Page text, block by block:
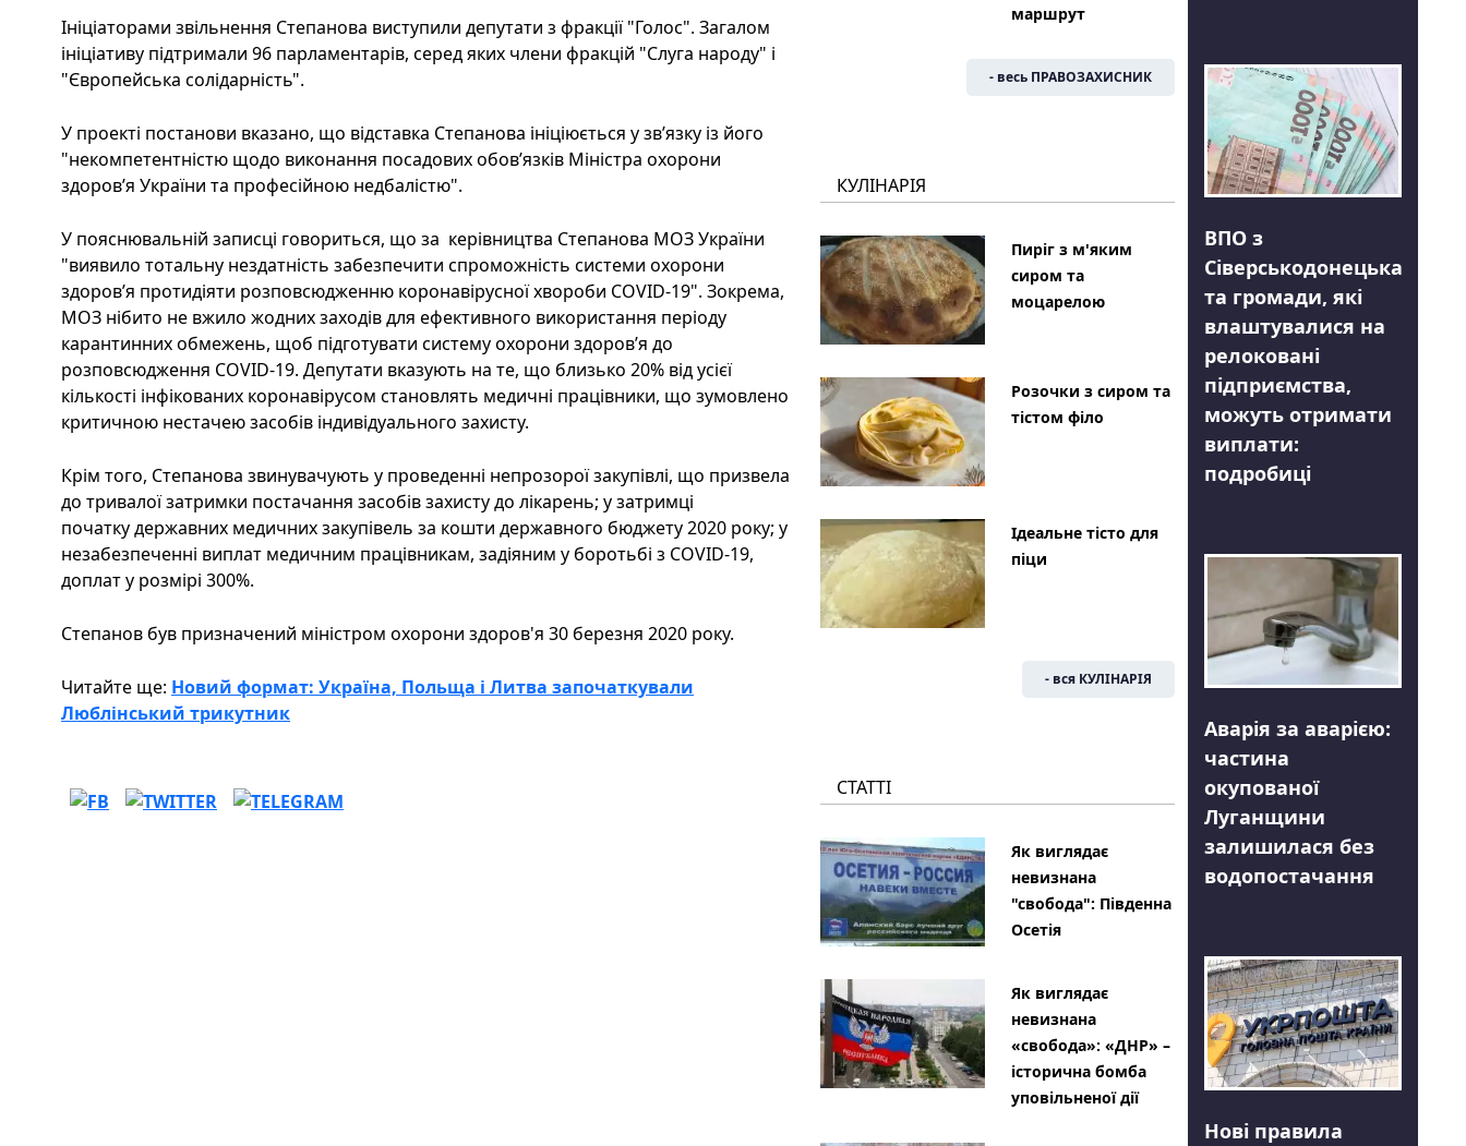
Ініціаторами звільнення Степанова виступили депутати з фракції "Голос". Загалом
ініціативу підтримали 96 парламентарів, серед яких члени фракцій "Слуга народу" і
"Європейська солідарність".
У проекті постанови вказано, що відставка Степанова ініціюється у зв’язку із його
"некомпетентністю щодо виконання посадових обов’язків Міністра охорони
здоров’я України та професійною недбалістю".
У пояснювальній записці говориться, що за керівництва Степанова МОЗ України
"виявило тотальну нездатність забезпечити спроможність системи охорони
здоров’я протидіяти розповсюдженню коронавірусної хвороби COVID-19". Зокрема,
МОЗ нібито не вжило жодних заходів для ефективного використання періоду
карантинних обмежень, щоб підготувати систему охорони здоров’я до
розповсюдження COVID-19. Депутати вказують на те, що близько 20% від усієї
кількості інфікованих коронавірусом становлять медичні працівники, що зумовлено
критичною нестачею засобів індивідуального захисту.
Крім того, Степанова звинувачують у проведенні непрозорої закупівлі, що призвела
до тривалої затримки постачання засобів захисту до лікарень; у затримці
початку державних медичних закупівель за кошти державного бюджету 2020 року; у
незабезпеченні виплат медичним працівникам, задіяним у боротьбі з COVID-19,
доплат у розмірі 300%.
Степанов був призначений міністром охорони здоров'я 30 березня 2020 року.
Читайте ще: Новий формат: Україна, Польща і Литва започаткували
Люблінський трикутник
маршрут
- весь ПРАВОЗАХИСНИК
КУЛІНАРІЯ
Пиріг з м'яким
сиром та
моцарелою
Розочки з сиром та
тістом філо
Ідеальне тісто для
піци
- вся КУЛІНАРІЯ
СТАТТІ
Як виглядає
невизнана
"свобода": Південна
Осетія
Як виглядає
невизнана
«свобода»: «ДНР» –
історична бомба
уповільненої дії
ВПО з
Сіверськодонецька
та громади, які
влаштувалися на
релоковані
підприємства,
можуть отримати
виплати:
подробиці
Аварія за аварією:
частина
окупованої
Луганщини
залишилася без
водопостачання
Нові правила